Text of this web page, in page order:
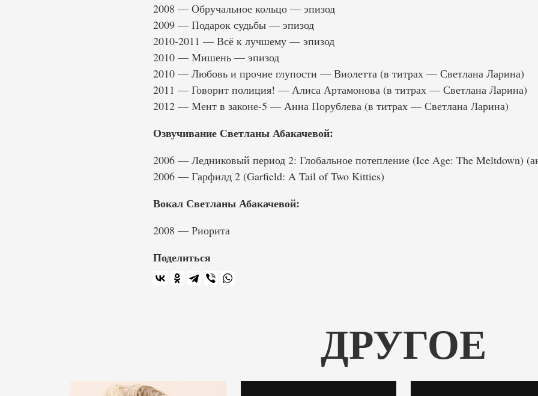
2008 — Обручальное кольцо — эпизод
2009 — Подарок судьбы — эпизод
2010-2011 — Всё к лучшему — эпизод
2010 — Мишень — эпизод
2010 — Любовь и прочие глупости — Виолетта (в титрах — Светлана Ларина)
2011 — Говорит полиция! — Алиса Артамонова (в титрах — Светлана Ларина)
2012 — Мент в законе-5 — Анна Порублева (в титрах — Светлана Ларина)
Озвучивание Светланы Абакачевой:
2006 — Ледниковый период 2: Глобальное потепление (Ice Age: The Meltdown)
2006 — Гарфилд 2 (Garfield: A Tail of Two Kitties)
Вокал Светланы Абакачевой:
2008 — Риорита
Поделиться
ДРУГОЕ